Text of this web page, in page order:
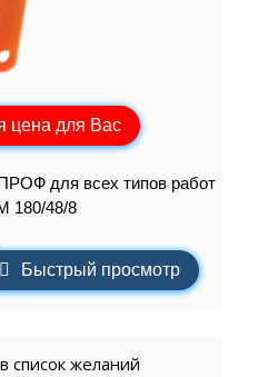
цена для Вас
для всех типов работ
180/48/8
Быстрый просмотр
список желаний